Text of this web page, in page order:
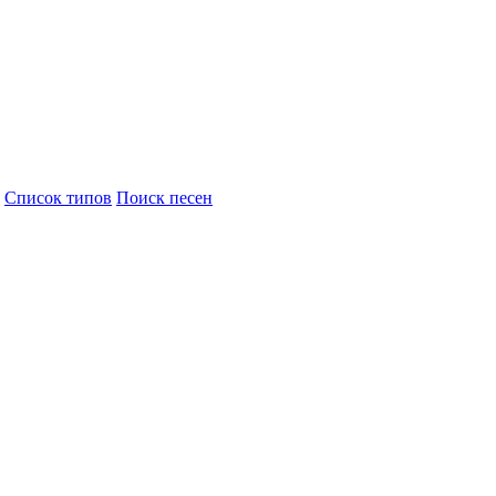
Cписок типов Поиск песен